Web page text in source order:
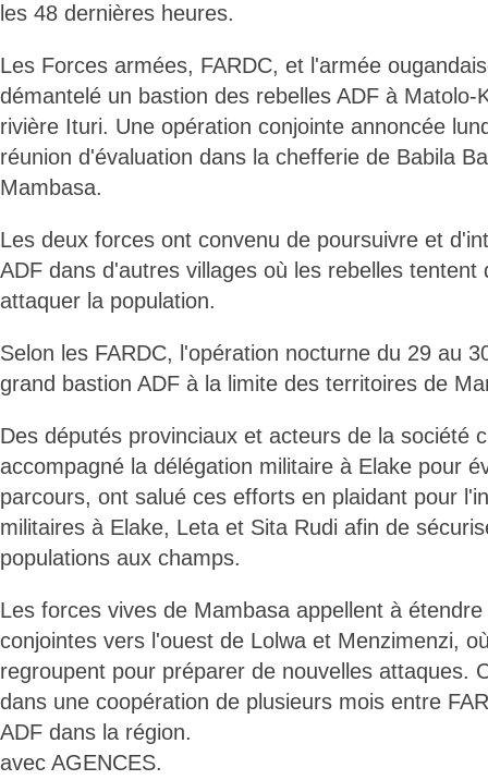
les 48 dernières heures.
Les Forces armées, FARDC, et l'armée
démantelé un bastion des rebelles ADF à Matolo-
rivière Ituri. Une opération conjointe annoncée
réunion d'évaluation dans la chefferie de Babila
Mambasa.
Les deux forces ont convenu de poursuivre et
ADF dans d'autres villages où les rebelles tentent
attaquer la population.
Selon les FARDC, l'opération nocturne du 29 au
grand bastion ADF à la limite des territoires de
Des députés provinciaux et acteurs de la société
accompagné la délégation militaire à Elake pour
parcours, ont salué ces efforts en plaidant pour
militaires à Elake, Leta et Sita Rudi afin de
populations aux champs.
Les forces vives de Mambasa appellent à
conjointes vers l'ouest de Lolwa et Menzimenzi,
regroupent pour préparer de nouvelles attaques.
dans une coopération de plusieurs mois entre
ADF dans la région.
avec AGENCES.